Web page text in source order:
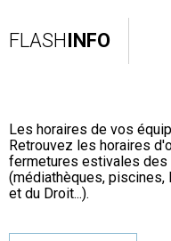
FLASHINFO
Les horaires de vos
Retrouvez les horaires
fermetures estivales
(médiathèques,
et du Droit...).